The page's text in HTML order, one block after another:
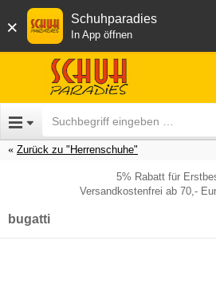
× Schuhparadies
In App öffnen
Zurück zu "Herrenschuhe"
5% Rabatt für
Versandkostenfrei ab 70,-
bugatti